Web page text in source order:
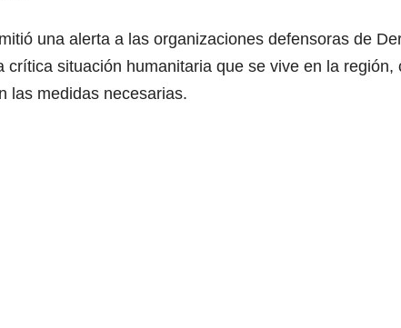
una alerta a las organizaciones defensoras de
crítica situación humanitaria que se vive en la región,
las medidas necesarias.